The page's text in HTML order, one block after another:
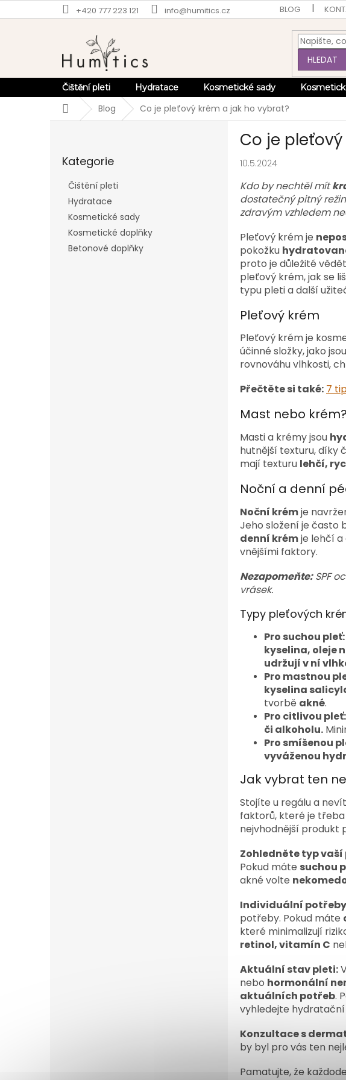
na
+420 777 223 121 info@humitics.cz BLOG
HLEDAT
Čištění pleti Hydratace Kosmetické sady
DomůBlog Co je pleťový krém a jak ho vybrat?
kategorie
Kategorie
Čištění pleti
Hydratace
Kosmetické sady
Kosmetické doplňky
Betonové doplňky
Co je
10.5.2024
Kdo by nechtěl mít
dostatečný pitný
zdravým vzhledem
Pleťový krém je
pokožku
proto je důležité
pleťový krém, jak se
typu pleti a další
Pleťový krém
Pleťový krém je
účinné složky, jako jsou
rovnováhu vlhkosti,
Přečtěte si také: 7
Mast nebo
Masti a krémy jsou
hutnější texturu, díky
mají texturu lehčí,
Noční a denní
Noční krémje
Jeho složení je často
denní krémje lehčí
vnějšími faktory.
Nezapomeňte:SPF
vrásek.
Typy pleťových
Pro suchou pleť:
kyselina, oleje
udržují v ní
Pro mastnou
kyselina
tvorbě akné.
Pro citlivou pleť:
či alkoholu.
Pro smíšenou
vyváženou
Jak vybrat ten
Stojíte u regálu a
faktorů, které je třeba
nejvhodnější produkt
Zohledněte typ vaší
Pokud máte suchou
akné volte
Individuální
potřeby. Pokud máte
které minimalizují
retinol, vitamín C
Aktuální stav pleti:
nebo hormonální
aktuálních potřeb.
vyhledejte
Konzultace s
by byl pro vás ten
Pamatujte, že